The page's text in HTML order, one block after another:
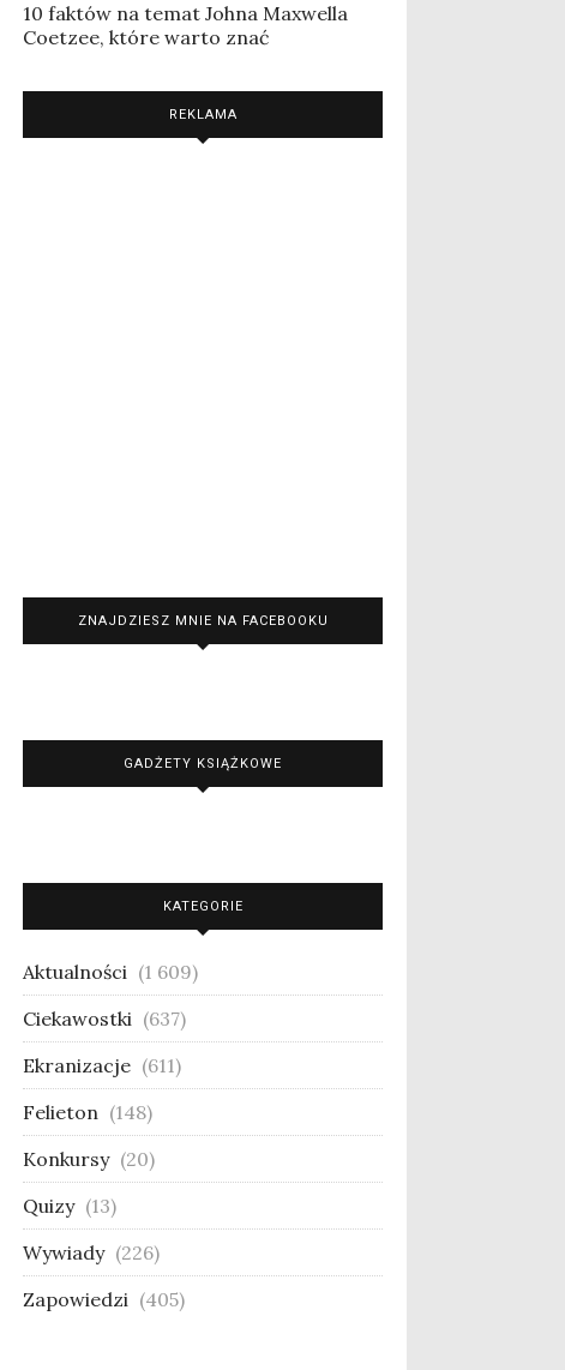
10 faktów na temat Johna Maxwella
Coetzee, które warto znać
REKLAMA
ZNAJDZIESZ MNIE NA FACEBOOKU
GADŻETY KSIĄŻKOWE
KATEGORIE
Aktualności (1 609)
Ciekawostki (637)
Ekranizacje (611)
Felieton (148)
Konkursy (20)
Quizy (13)
Wywiady (226)
Zapowiedzi (405)